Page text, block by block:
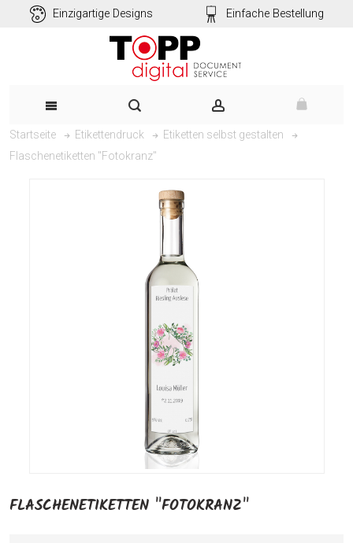
Einzigartige Designs Einfache Bestellung
Startseite Etikettendruck
Etiketten selbst gestalten
Flaschenetiketten "Fotokranz"
FLASCHENETIKETTEN "FOTOKRANZ"